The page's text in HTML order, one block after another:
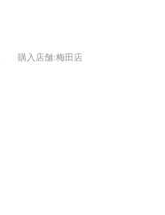
購入店舗:梅田店